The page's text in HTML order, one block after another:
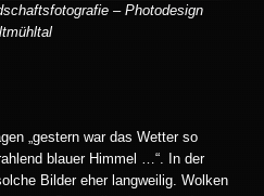
– Photodesign
„gestern war das Wetter so
blauer Himmel …“. In der
Bilder eher langweilig. Wolken